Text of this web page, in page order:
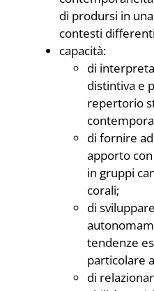
di prodursi in
contesti
capacità:
di
distintiva e
repertorio
di fornire
apporto
in gruppi
corali;
di
tendenze
particolare
di